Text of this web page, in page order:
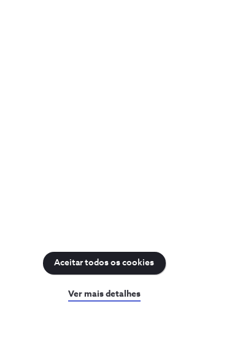
Aceitar todos os cookies
Ver mais detalhes